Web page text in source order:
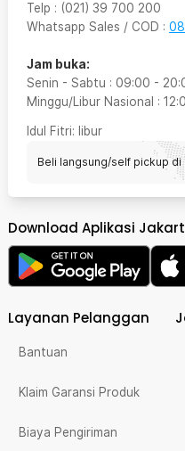
Telp : (021) 39 700 200
Whatsapp Sales / COD :
Jam buka:
Senin - Sabtu : 09:00 -
Minggu/Libur Nasional :
Idul Fitri: libur
Beli langsung/self pickup di
Download Aplikasi
Layanan Pelanggan
Bantuan
Klaim Garansi Produk
Biaya Pengiriman